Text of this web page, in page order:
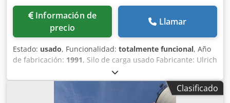
Información de
precio
Llamar
Estado: usado, Funcionalidad: totalmente funcional, Año
de fabricación: 1991, Silo de carga usado Fabricante: Ulrich
Volumen total: 200 toneladas -Transportador de cubetas
Dedpfx Acezq S Ewo Ujkr -Torno elevador -Instalación
Clasificado